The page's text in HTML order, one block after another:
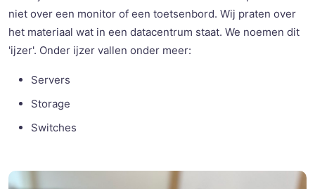
niet over een monitor of een toetsenbord. Wij praten over
het materiaal wat in een datacentrum staat. We noemen dit
'ijzer'. Onder ijzer vallen onder meer:
Servers
Storage
Switches